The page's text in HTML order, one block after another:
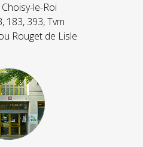
Choisy-le-Roi
183, 393, Tvm
Rouget de Lisle